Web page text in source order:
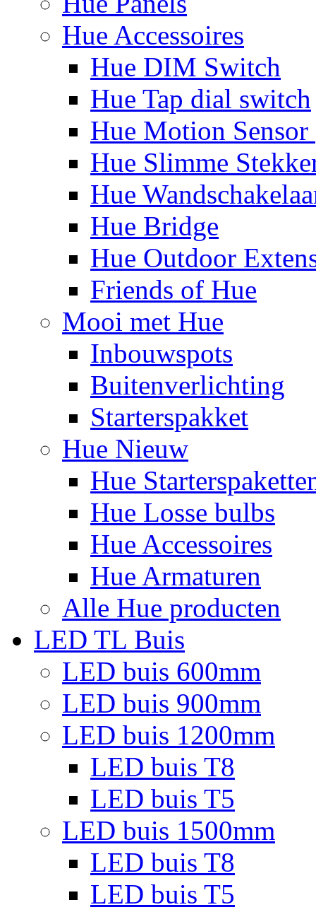
Hue Accessoires
Hue DIM Switch
Hue Tap dial switch
Hue Motion Sensor
Hue Slimme
Hue
Hue Bridge
Hue Outdoor
Friends of Hue
Mooi met Hue
Inbouwspots
Buitenverlichting
Starterspakket
Hue Nieuw
Hue
Hue Losse bulbs
Hue Accessoires
Hue Armaturen
Alle Hue producten
LED TL Buis
LED buis 600mm
LED buis 900mm
LED buis 1200mm
LED buis T8
LED buis T5
LED buis 1500mm
LED buis T8
LED buis T5